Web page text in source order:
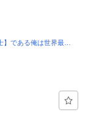
】である俺は世界最…